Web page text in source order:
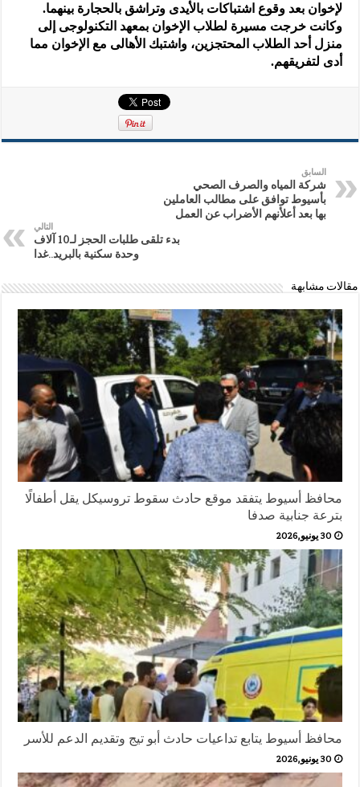
لإخوان بعد وقوع اشتباكات بالأيدى وتراشق بالحجارة بينهما.
وكانت خرجت مسيرة لطلاب الإخوان بمعهد التكنولوجى إلى
منزل أحد الطلاب المحتجزين، واشتبك الأهالى مع الإخوان مما
أدى لتفريقهم.
السابق
شركة المياه والصرف الصحي
بأسيوط توافق على مطالب العاملين
بها بعد أعلأنهم الأضراب عن العمل
التالي
بدء تلقى طلبات الحجز لـ10 آلاف
وحدة سكنية بالبريد..غدا
مقالات مشابهة
محافظ أسيوط يتفقد موقع حادث سقوط تروسيكل يقل أطفالًا
بترعة جنابية صدفا
30 يونيو,2026
محافظ أسيوط يتابع تداعيات حادث أبو تيج وتقديم الدعم للأسر
30 يونيو,2026